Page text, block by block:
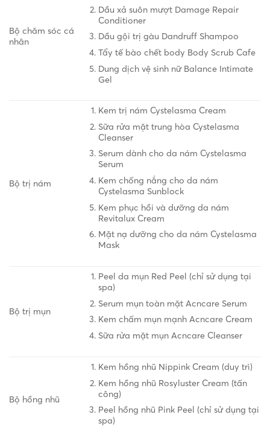
Bộ chăm sóc cá
nhân
Dầu xả suôn mượt Damage Repair
Conditioner
Dầu gội trị gàu Dandruff Shampoo
Tẩy tế bào chết body Body Scrub Cafe
Dung dịch vệ sinh nữ Balance Intimate
Gel
Bộ trị nám
Kem trị nám Cystelasma Cream
Sữa rửa mặt trung hòa Cystelasma
Cleanser
Serum dành cho da nám Cystelasma
Serum
Kem chống nắng cho da nám
Cystelasma Sunblock
Kem phục hồi và dưỡng da nám
Revitalux Cream
Mặt nạ dưỡng cho da nám Cystelasma
Mask
Bộ trị mụn
Peel da mụn Red Peel (chỉ sử dụng tại
spa)
Serum mụn toàn mặt Acncare Serum
Kem chấm mụn mạnh Acncare Cream
Sữa rửa mặt mụn Acncare Cleanser
Bộ hồng nhũ
Kem hồng nhũ Nippink Cream (duy trì)
Kem hồng nhũ Rosyluster Cream (tấn
công)
Peel hồng nhũ Pink Peel (chỉ sử dụng tại
spa)